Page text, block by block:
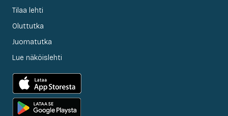
Tilaa lehti
Oluttutka
Juomatutka
Lue näköislehti